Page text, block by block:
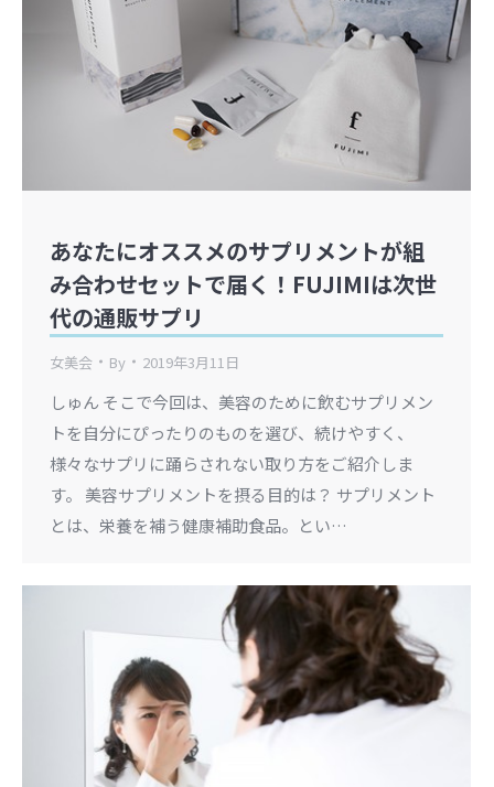
あなたにオススメのサプリメントが組
み合わせセットで届く！FUJIMIは次世
代の通販サプリ
女美会 By 2019年3月11日
しゅん そこで今回は、美容のために飲むサプリメン
トを自分にぴったりのものを選び、続けやすく、
様々なサプリに踊らされない取り方をご紹介しま
す。 美容サプリメントを摂る目的は？ サプリメント
とは、栄養を補う健康補助食品。とい…